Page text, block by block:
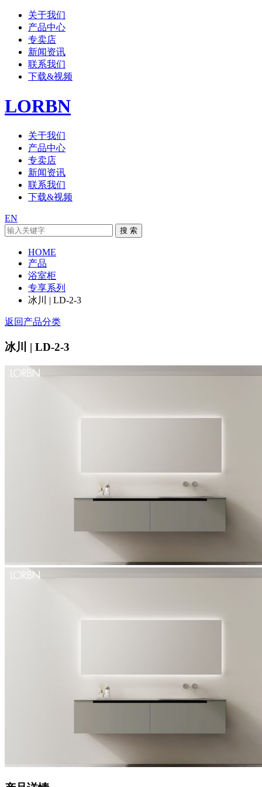
关于我们
产品中心
专卖店
新闻资讯
联系我们
下载&视频
LORBN
关于我们
产品中心
专卖店
新闻资讯
联系我们
下载&视频
EN
HOME
产品
浴室柜
专享系列
冰川 | LD-2-3
返回产品分类
冰川 | LD-2-3